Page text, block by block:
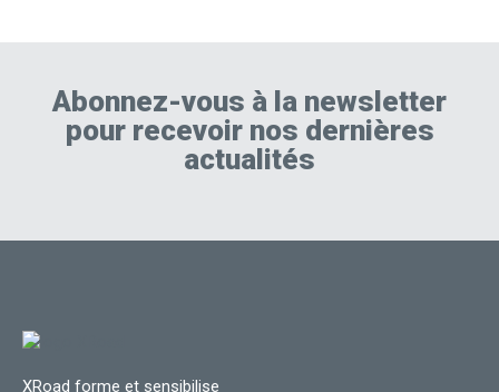
Abonnez-vous à la newsletter
pour recevoir nos dernières
actualités
XRoad forme et sensibilise